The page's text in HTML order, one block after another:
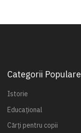
Categorii Populare
Istorie
Educațional
Cărți pentru copii